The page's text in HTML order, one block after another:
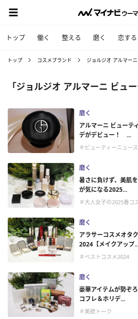
トップ 働く 整える 磨く 恋する
トップ コスメブランド ジョルジオ アルマー
「ジョルジオ アルマーニ ビュ
磨く
アルマーニ ビューテ
デがデビュー！ ...
＃ビューティーニュース
磨く
暑さに負けず、美肌
が気になる2025...
＃大人女子の2025春コ
磨く
アラサーコスメオタ
2024【メイクアップ
＃ベストコスメ2024
磨く
豪華アイテムが勢ぞ
コフレ＆ホリデ...
＃美欲トーク